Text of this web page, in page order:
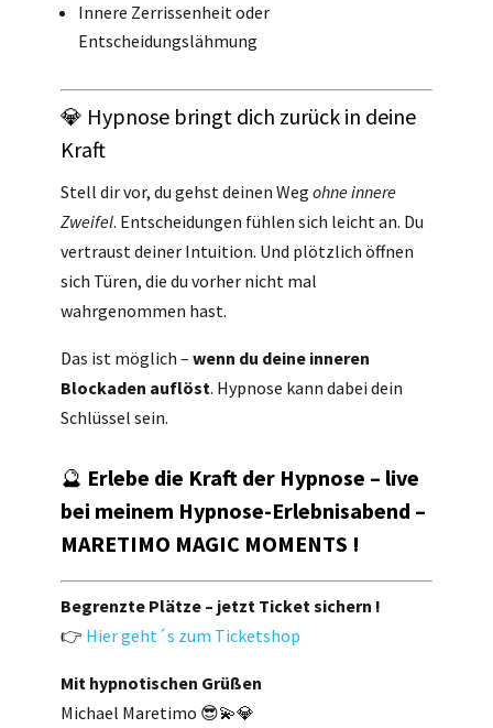
Innere Zerrissenheit oder
Entscheidungslähmung
💎 Hypnose bringt dich zurück in deine
Kraft
Stell dir vor, du gehst deinen Weg ohne innere
Zweifel. Entscheidungen fühlen sich leicht an. Du
vertraust deiner Intuition. Und plötzlich öffnen
sich Türen, die du vorher nicht mal
wahrgenommen hast.
Das ist möglich – wenn du deine inneren
Blockaden auflöst. Hypnose kann dabei dein
Schlüssel sein.
🔮 Erlebe die Kraft der Hypnose – live
bei meinem Hypnose-Erlebnisabend –
MARETIMO MAGIC MOMENTS !
Begrenzte Plätze – jetzt Ticket sichern !
👉 Hier geht´s zum Ticketshop
Mit hypnotischen Grüßen
Michael Maretimo 😎💫💎